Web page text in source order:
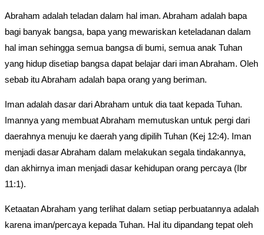
Abraham adalah teladan dalam hal iman. Abraham adalah bapa
bagi banyak bangsa, bapa yang mewariskan keteladanan dalam
hal iman sehingga semua bangsa di bumi, semua anak Tuhan
yang hidup disetiap bangsa dapat belajar dari iman Abraham. Oleh
sebab itu Abraham adalah bapa orang yang beriman.
Iman adalah dasar dari Abraham untuk dia taat kepada Tuhan.
Imannya yang membuat Abraham memutuskan untuk pergi dari
daerahnya menuju ke daerah yang dipilih Tuhan (Kej 12:4). Iman
menjadi dasar Abraham dalam melakukan segala tindakannya,
dan akhirnya iman menjadi dasar kehidupan orang percaya (Ibr
11:1).
Ketaatan Abraham yang terlihat dalam setiap perbuatannya adalah
karena iman/percaya kepada Tuhan. Hal itu dipandang tepat oleh